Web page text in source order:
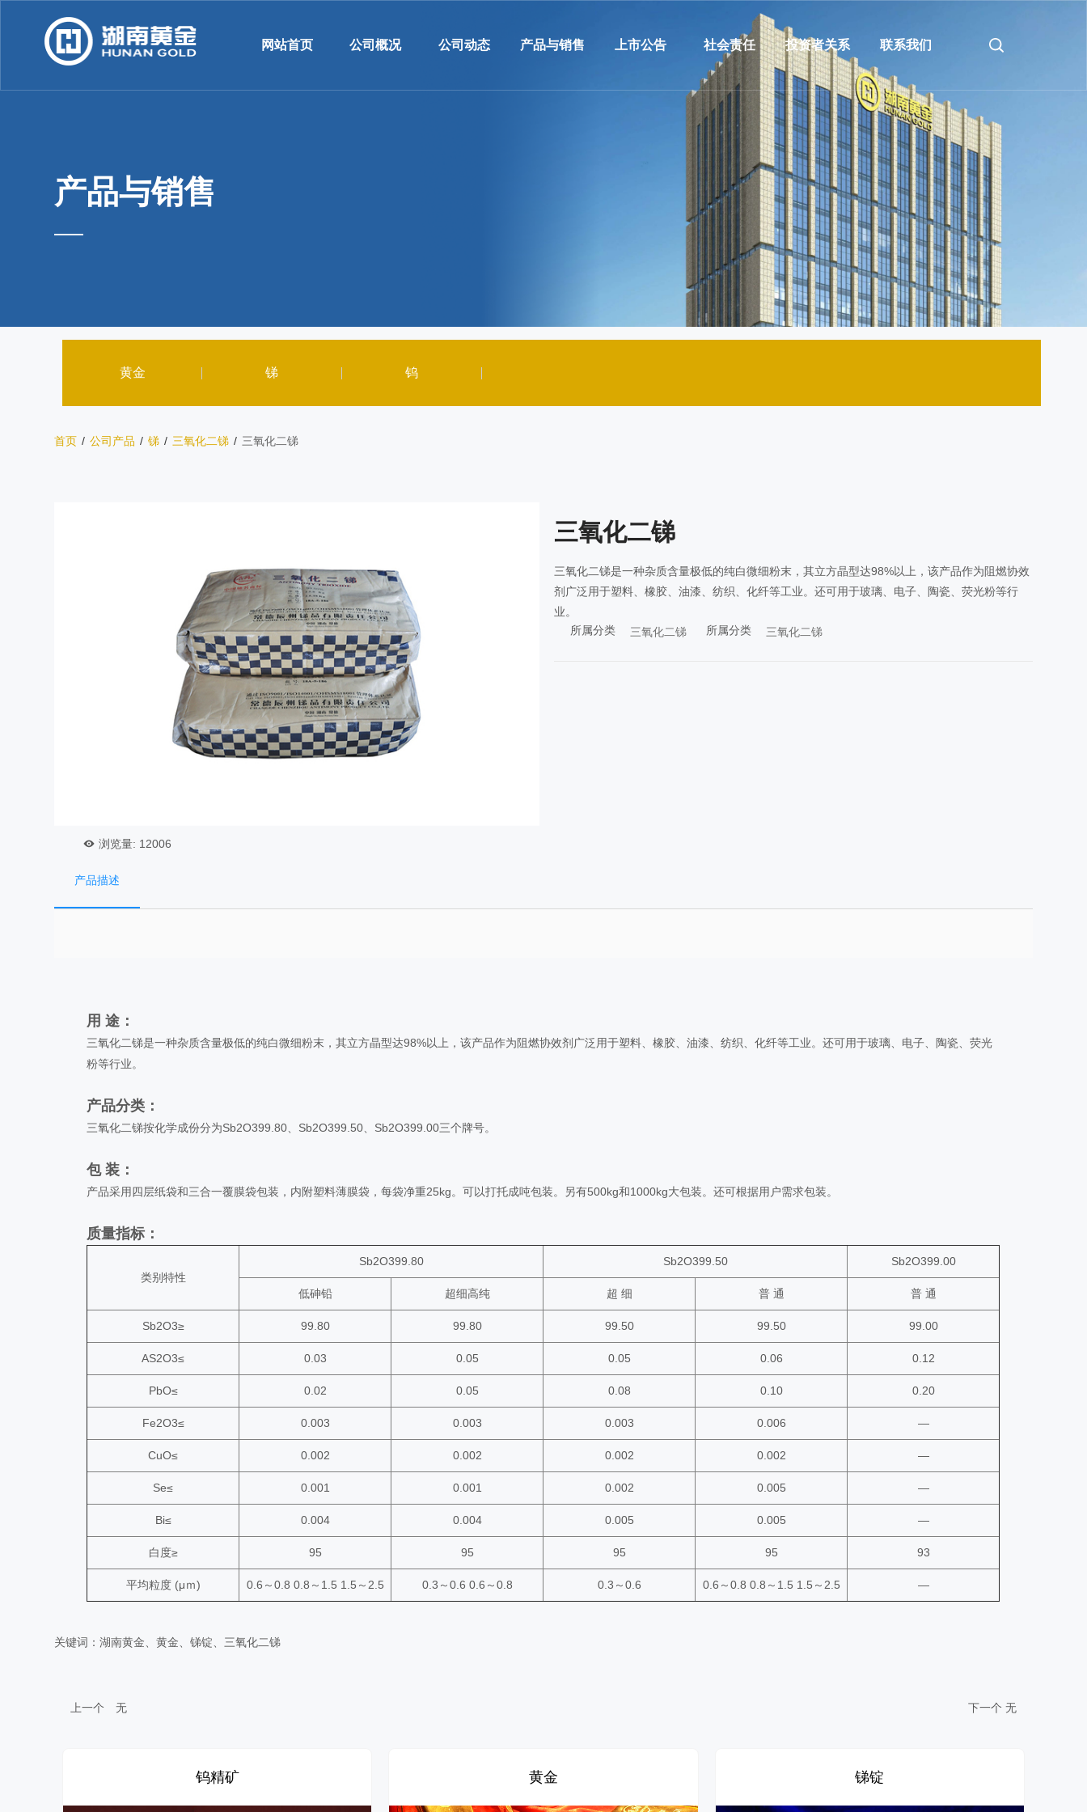
网站首页 公司概况 公司动态 产品与销售 上市公告 社会责任 投资者关系 联系我们
产品与销售
黄金 锑 钨
首页 / 公司产品 / 锑 / 三氧化二锑 / 三氧化二锑
浏览量: 12006
三氧化二锑
三氧化二锑是一种杂质含量极低的纯白微细粉末，其立方晶型达98%以上，该产品作为阻燃协效
剂广泛用于塑料、橡胶、油漆、纺织、化纤等工业。还可用于玻璃、电子、陶瓷、荧光粉等行
业。
所属分类
三氧化二锑 所属分类 三氧化二锑
产品描述
用 途：
三氧化二锑是一种杂质含量极低的纯白微细粉末，其立方晶型达98%以上，该产品作为阻燃协效剂广泛用于塑料、橡胶、油漆、纺织、化纤等工业。还可用于玻璃、电子、陶瓷、荧光
粉等行业。
产品分类：
三氧化二锑按化学成份分为Sb2O399.80、Sb2O399.50、Sb2O399.00三个牌号。
包 装：
产品采用四层纸袋和三合一覆膜袋包装，内附塑料薄膜袋，每袋净重25kg。可以打托成吨包装。另有500kg和1000kg大包装。还可根据用户需求包装。
质量指标：
类别特性
Sb2O399.80 Sb2O399.50 Sb2O399.00
低砷铅 超细高纯 超 细 普 通 普 通
Sb2O3≥ 99.80 99.80 99.50 99.50 99.00
AS2O3≤ 0.03 0.05 0.05 0.06 0.12
PbO≤ 0.02 0.05 0.08 0.10 0.20
Fe2O3≤ 0.003 0.003 0.003 0.006 —
CuO≤ 0.002 0.002 0.002 0.002 —
Se≤ 0.001 0.001 0.002 0.005 —
Bi≤ 0.004 0.004 0.005 0.005 —
白度≥ 95 95 95 95 93
平均粒度 (μｍ) 0.6～0.8 0.8～1.5 1.5～2.5 0.3～0.6 0.6～0.8 0.3～0.6 0.6～0.8 0.8～1.5 1.5～2.5 —
关键词：湖南黄金、黄金、锑锭、三氧化二锑
上一个 无 下一个 无
钨精矿 黄金 锑锭